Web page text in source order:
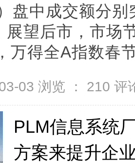
盘中成交额分
展望后市，市场
万得全A指数春
03 浏览 ： 210 评
PLM信息系统
方案来提升企